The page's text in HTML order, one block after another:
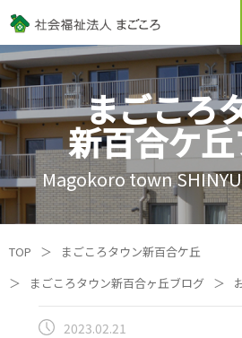
まごころ
新百合ケ
Magokoro town
TOP ＞
まごころタウン新百合ケ丘
＞
まごころタウン新百合ヶ丘ブログ ＞
2023.02.21